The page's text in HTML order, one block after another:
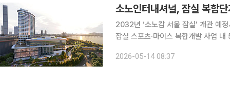
소노인터내셔널, 잠실 복합
2032년 ‘소노캄 서울 잠실’ 개관 예정서울 도심
잠실 스포츠·마이스 복합개발 사업
2026-05-14 08:37